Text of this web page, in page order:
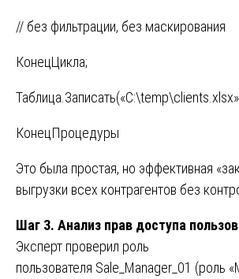
// без фильтрации, без маскирования
КонецЦикла;
КонецПроцедуры
Это была простая, но эффективная
выгрузки всех контрагентов без
Шаг 3. Анализ прав доступа
Эксперт проверил роль
пользователя Sale_Manager_01 (роль